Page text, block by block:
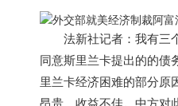
法新社记者：我有三
同意斯里兰卡提出的的债
里兰卡经济困难的部分原
昂贵、收益不佳。中方对